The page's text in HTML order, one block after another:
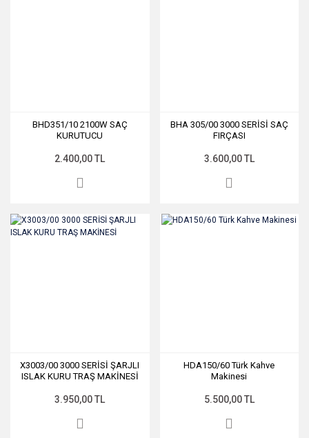
BHD351/10 2100W SAÇ
KURUTUCU
2.400,00 TL
BHA 305/00 3000 SERİSİ SAÇ
FIRÇASI
3.600,00 TL
X3003/00 3000 SERİSİ ŞARJLI
ISLAK KURU TRAŞ MAKİNESİ
3.950,00 TL
HDA150/60 Türk Kahve
Makinesi
5.500,00 TL